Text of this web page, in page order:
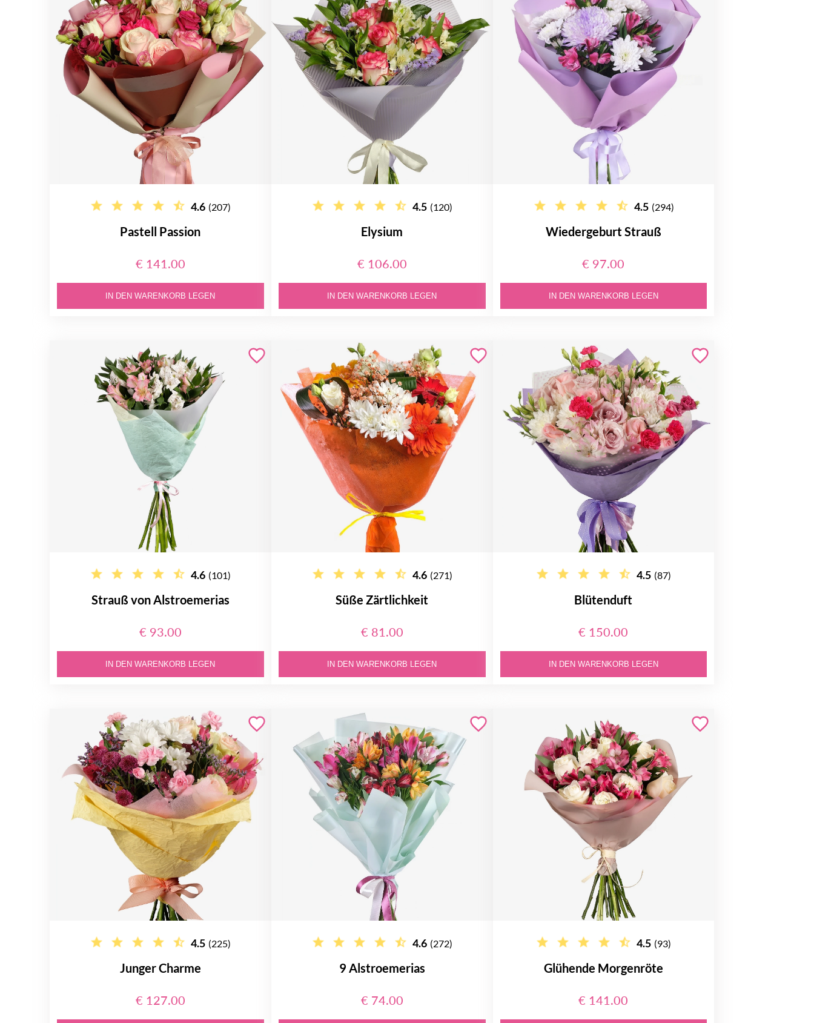
4.6 (207)
Pastell Passion
€ 141.00
IN DEN WARENKORB LEGEN
4.5 (120)
Elysium
€ 106.00
IN DEN WARENKORB LEGEN
4.5 (294)
Wiedergeburt Strauß
€ 97.00
IN DEN WARENKORB LEGEN
4.6 (101)
Strauß von Alstroemerias
€ 93.00
IN DEN WARENKORB LEGEN
4.6 (271)
Süße Zärtlichkeit
€ 81.00
IN DEN WARENKORB LEGEN
4.5 (87)
Blütenduft
€ 150.00
IN DEN WARENKORB LEGEN
4.5 (225)
Junger Charme
€ 127.00
4.6 (272)
9 Alstroemerias
€ 74.00
4.5 (93)
Glühende Morgenröte
€ 141.00